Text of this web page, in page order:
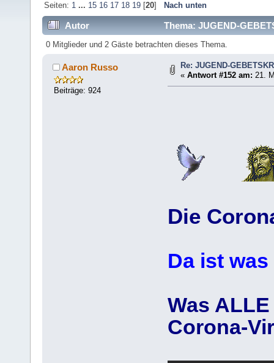
Seiten: 1 ... 15 16 17 18 19[20] Nach unten
Autor Thema: JUGEND-
0 Mitglieder und 2 Gäste betrachten dieses Thema.
Aaron Russo
Beiträge: 924
Re: JUGEND-
«Antwort #152 am: 21.
Die
Da ist
Was
Corona-